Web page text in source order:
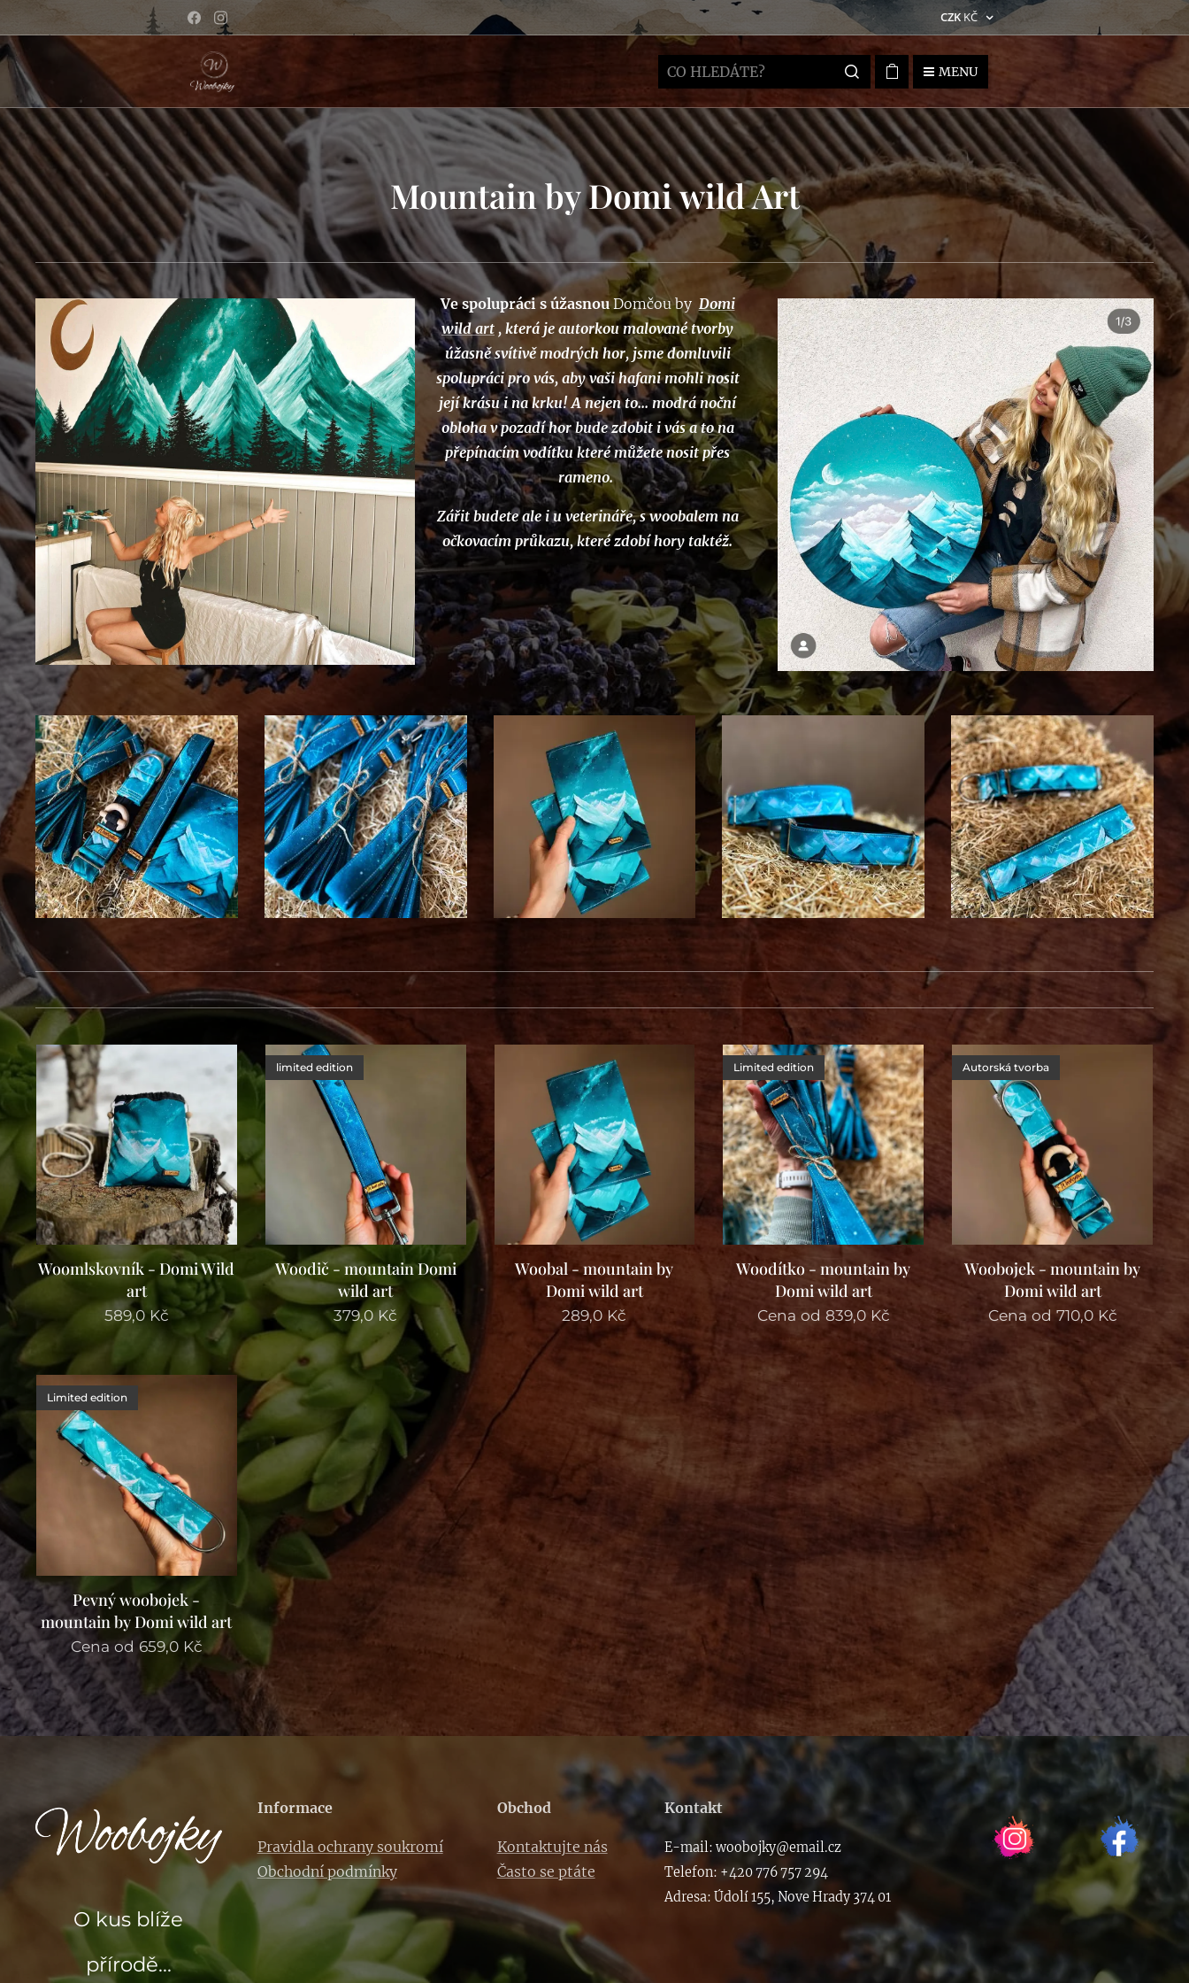
CZKKČ
MENU
Mountain by Domi wild Art
Ve spolupráci s úžasnouDomčou by Domi
wild art , která je autorkou malované tvorby
úžasně svítivě modrých hor, jsme domluvili
spolupráci pro vás, aby vaši hafani mohli nosit
její krásu i na krku! A nejen to... modrá noční
obloha v pozadí hor bude zdobit i vás a to na
přepínacím vodítku které můžete nosit přes
rameno.
Zářit budete ale i u veterináře, s woobalem na
očkovacím průkazu, které zdobí hory taktéž.
Woomlskovník - Domi Wild
art
589,0Kč
Woodič - mountain Domi
wild art
limited edition
379,0Kč
Woobal - mountain by
Domi wild art
289,0 Kč
Woodítko - mountain by
Domi wild art
Limited edition
Cena od 839,0Kč
Woobojek - mountain by
Domi wild art
Autorská tvorba
Cena od710,0Kč
Pevný woobojek -
mountain by Domi wild art
Limited edition
Cena od 659,0Kč
O kus blíže
přírodě...
Informace
Pravidla ochrany soukromí
Obchodní podmínky
Obchod
Kontaktujte nás
Často se ptáte
Kontakt
E-mail: woobojky@email.cz
Telefon: +420 776 757 294
Adresa: Údolí 155, Nove Hrady 374 01